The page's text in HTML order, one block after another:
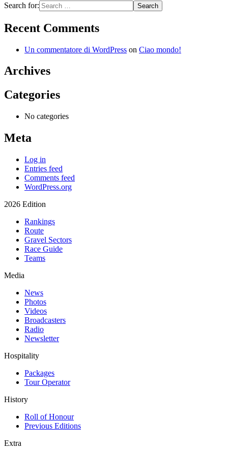
Search for:
Recent Comments
Un commentatore di WordPress on Ciao mondo!
Archives
Categories
No categories
Meta
Log in
Entries feed
Comments feed
WordPress.org
2026 Edition
Rankings
Route
Gravel Sectors
Race Guide
Teams
Media
News
Photos
Videos
Broadcasters
Radio
Newsletter
Hospitality
Packages
Tour Operator
History
Roll of Honour
Previous Editions
Extra